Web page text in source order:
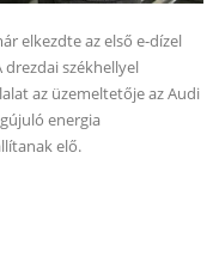
elkezdte az első e-dízel
székhellyel
az üzemeltetője az Audi
energia
elő.